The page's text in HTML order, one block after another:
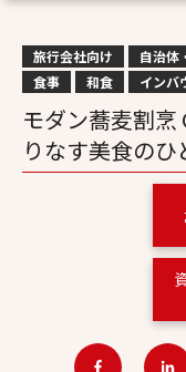
旅行会社向け 自治体
食事
和食 インバ
モダン蕎麦割烹
りなす美食のひ